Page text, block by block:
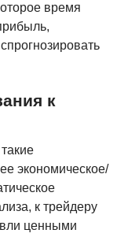
время
к
экономическое/
к трейдеру
цeнными